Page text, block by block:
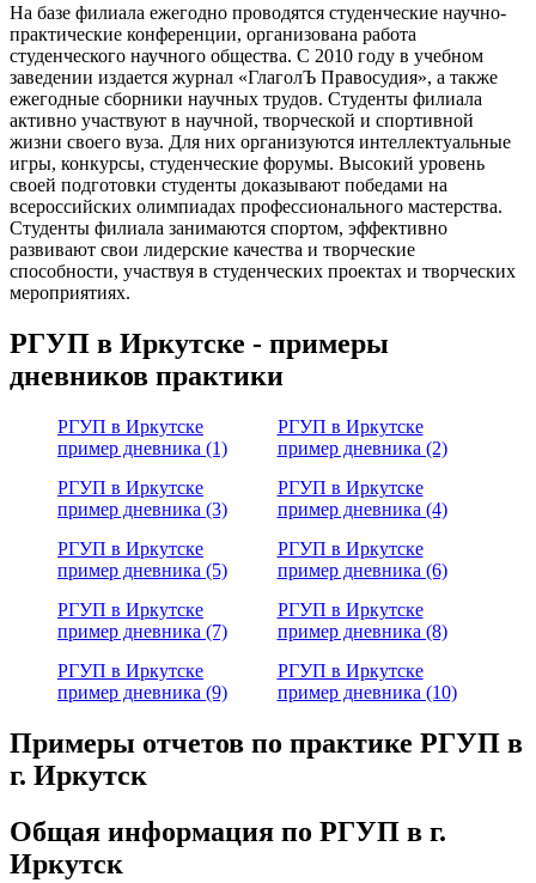
На базе филиала ежегодно проводятся студенческие научно-
практические конференции, организована работа
студенческого научного общества. С 2010 году в учебном
заведении издается журнал «ГлаголЪ Правосудия», а также
ежегодные сборники научных трудов. Студенты филиала
активно участвуют в научной, творческой и спортивной
жизни своего вуза. Для них организуются интеллектуальные
игры, конкурсы, студенческие форумы. Высокий уровень
своей подготовки студенты доказывают победами на
всероссийских олимпиадах профессионального мастерства.
Студенты филиала занимаются спортом, эффективно
развивают свои лидерские качества и творческие
способности, участвуя в студенческих проектах и творческих
мероприятиях.
РГУП в Иркутске - примеры
дневников практики
РГУП в Иркутске
пример дневника (1)
РГУП в Иркутске
пример дневника (2)
РГУП в Иркутске
пример дневника (3)
РГУП в Иркутске
пример дневника (4)
РГУП в Иркутске
пример дневника (5)
РГУП в Иркутске
пример дневника (6)
РГУП в Иркутске
пример дневника (7)
РГУП в Иркутске
пример дневника (8)
РГУП в Иркутске
пример дневника (9)
РГУП в Иркутске
пример дневника (10)
Примеры отчетов по практике РГУП в
г. Иркутск
Общая информация по РГУП в г.
Иркутск